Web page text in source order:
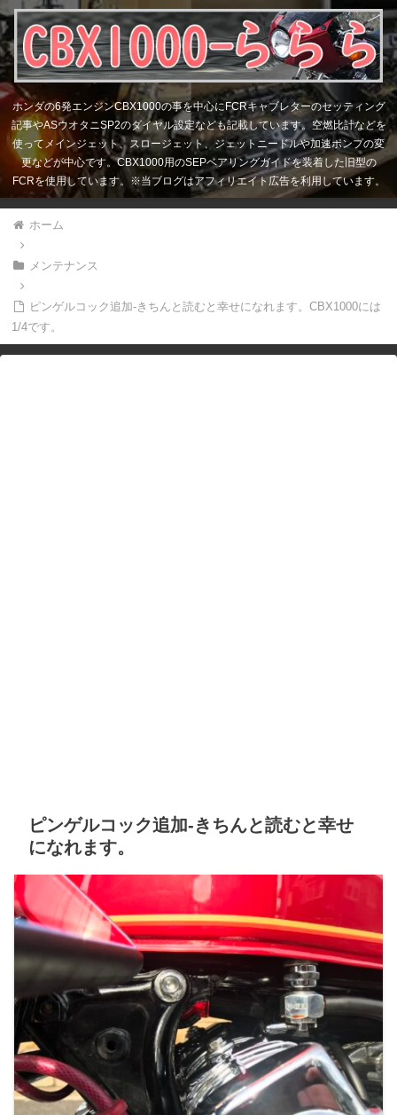
ホンダの6発エンジンCBX1000の事を中心にFCRキャブレターのセッティング
記事やASウオタニSP2のダイヤル設定なども記載しています。空燃比計などを
使ってメインジェット、スロージェット、ジェットニードルや加速ポンプの変
更などが中心です。CBX1000用のSEPベアリングガイドを装着した旧型の
FCRを使用しています。※当ブログはアフィリエイト広告を利用しています。
ホーム
メンテナンス
ピンゲルコック追加-きちんと読むと幸せになれます。CBX1000には
1/4です。
ピンゲルコック追加-きちんと読むと幸せ
になれます。